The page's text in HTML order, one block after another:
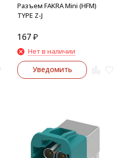
Разъем FAKRA Mini (HFM)
TYPE Z-J
167₽
Нет в наличии
Уведомить